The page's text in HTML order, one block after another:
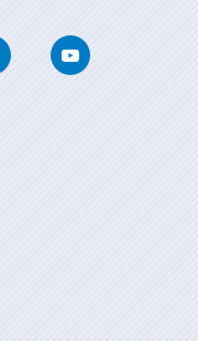
InstagramYoutube